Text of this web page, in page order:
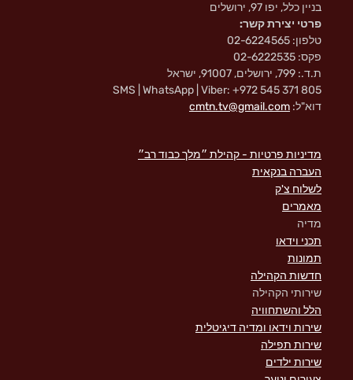
בניין כלל, יפו 97, ירושלים
פרטי יצירת קשר:
טלפון: 02-6224565
פקס: 02-6222535
ת.ד.: 799, ירושלים, 91007, ישראל
SMS | WhatsApp | Viber: +972 545 371 805
דוא"ל: cmtn.tv@gmail.com
מדיניות פרטיות - קהילת ״מלך כבוד רב״
העברה בנקאית
לשלוח צ'ק
מאמרים
מדיה
תכני וידאו
תמונות
חדשות הקהילה
שירותי הקהילה
הלל והשתחוויה
שירות וידאו ומדיה דיגיטלית
שירות תפילה
שירות ילדים